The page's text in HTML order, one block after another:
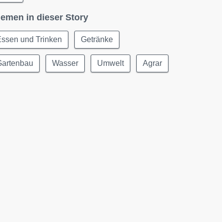
in dieser Story
und Trinken Getränke
Wasser Umwelt Agrar